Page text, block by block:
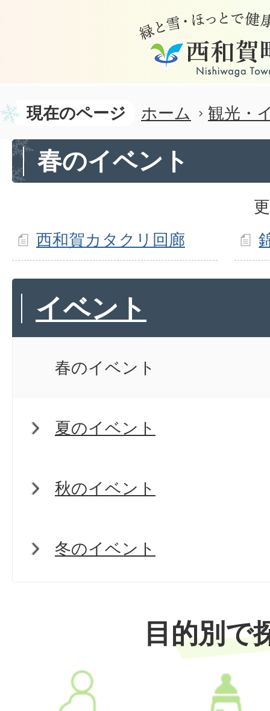
現在のページ ホーム 観光・
春のイベント
西和賀カタクリ回廊
イベント
春のイベント
夏のイベント
秋のイベント
冬のイベント
目的別で